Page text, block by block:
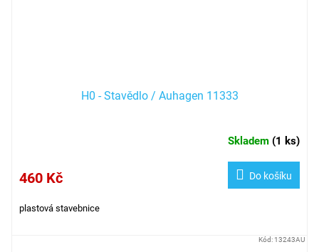
H0 - Stavědlo / Auhagen 11333
Skladem (1 ks)
460 Kč Do košíku
plastová stavebnice
Kód: 13243AU